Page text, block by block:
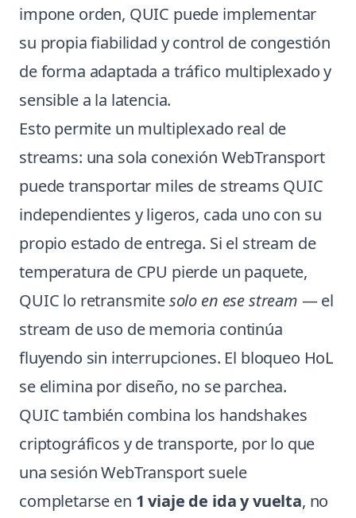
impone orden, QUIC puede implementar
su propia fiabilidad y control de congestión
de forma adaptada a tráfico multiplexado y
sensible a la latencia.
Esto permite un multiplexado real de
streams: una sola conexión WebTransport
puede transportar miles de streams QUIC
independientes y ligeros, cada uno con su
propio estado de entrega. Si el stream de
temperatura de CPU pierde un paquete,
QUIC lo retransmitesolo en ese stream — el
stream de uso de memoria continúa
fluyendo sin interrupciones. El bloqueo HoL
se elimina por diseño, no se parchea.
QUIC también combina los handshakes
criptográficos y de transporte, por lo que
una sesión WebTransport suele
completarse en 1 viaje de ida y vuelta, no